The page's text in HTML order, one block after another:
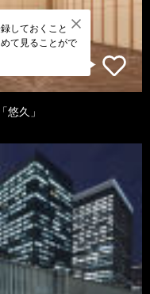
しておくこと
て見ることがで
久」